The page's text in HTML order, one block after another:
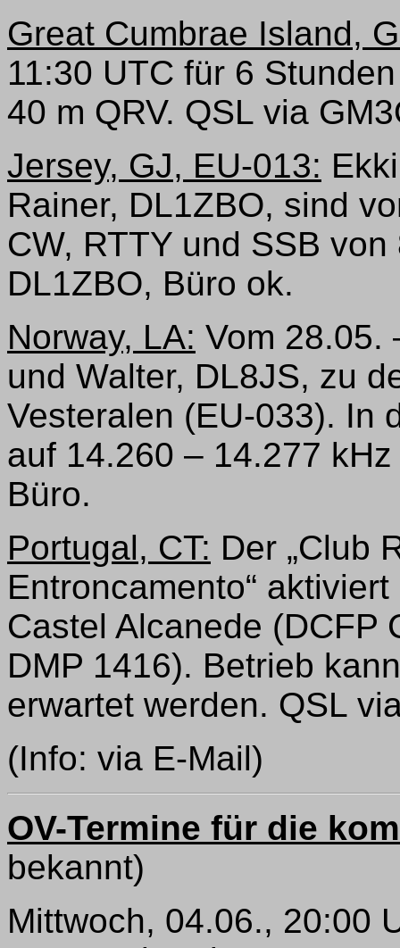
Great Cumbrae Island,
11:30 UTC für 6
40 m QRV. QSL via
Jersey, GJ, EU-013:
Rainer, DL1ZBO, sind
CW, RTTY und SSB
DL1ZBO, Büro ok.
Norway, LA: Vom 28.05.
und Walter, DL8JS, zu
Vesteralen (EU-033). In
auf 14.260 – 14.277
Büro.
Portugal, CT: Der „Club
Entroncamento“
Castel Alcanede (DCFP
DMP 1416). Betrieb
erwartet werden. QSL
(Info: via E-Mail)
OV-Termine für die
bekannt)
Mittwoch, 04.06., 20:00